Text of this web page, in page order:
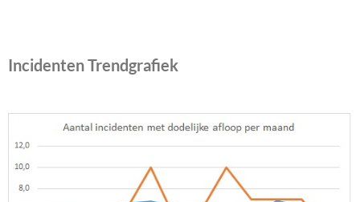
Incidenten Trendgrafiek